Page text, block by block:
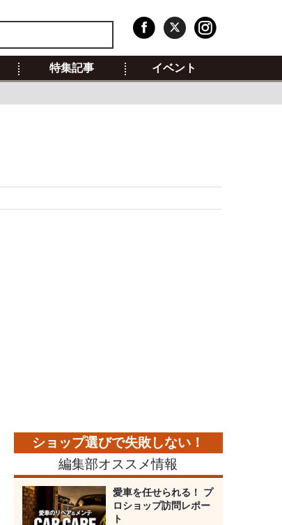
特集記事 イベント
編集部オススメ情報
愛車を任せられる！ プ
ロショップ訪問レポー
ト